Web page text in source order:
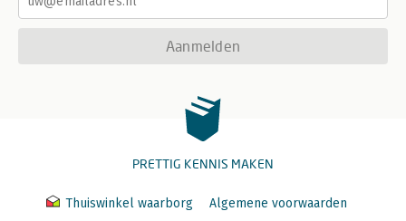
Aanmelden
PRETTIG KENNIS MAKEN
Thuiswinkel waarborg Algemene voorwaarden